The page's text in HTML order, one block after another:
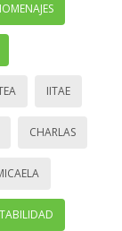
IITAE
CHARLAS